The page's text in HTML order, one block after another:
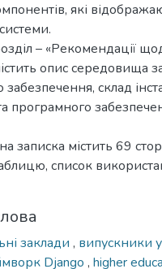
які
– «Рекомендації
опис середовища
склад
програмного
записка містить 69
список
заклади , випускники
Django , higher